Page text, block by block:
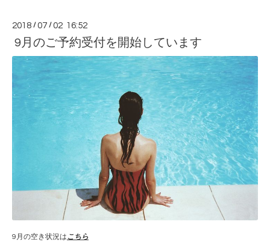
2018 /07 /02 16:52
9月のご予約受付を開始しています
9月の空き状況はこちら